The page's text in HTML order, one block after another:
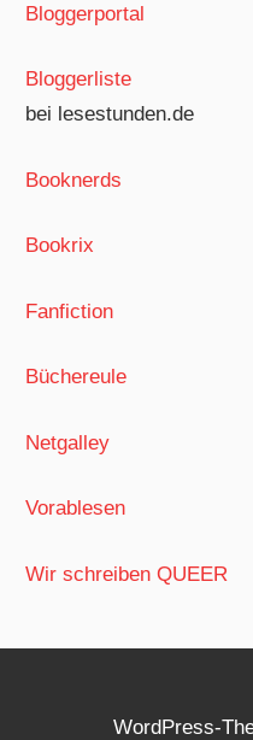
Bloggerportal
Bloggerliste
bei lesestunden.de
Booknerds
Bookrix
Fanfiction
Büchereule
Netgalley
Vorablesen
Wir schreiben QUEER
WordPress-